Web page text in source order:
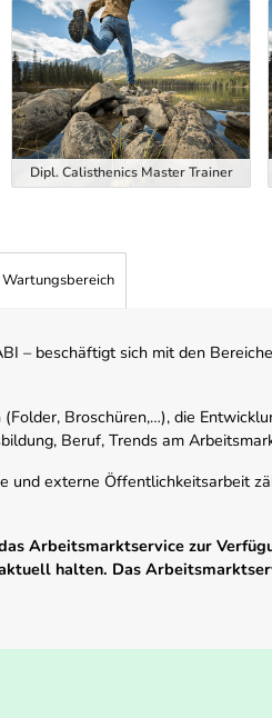
Dipl. Calisthenics Master Trainer
Wartungsbereich
– beschäftigt sich mit den
Broschüren,…), die
Beruf, Trends am
externe Öffentlichkeitsarbeit
Arbeitsmarktservice zur
halten. Das